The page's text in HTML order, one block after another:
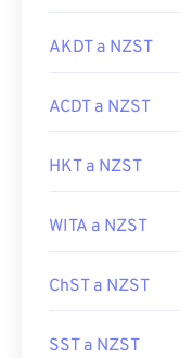
AKDT a NZST
ACDT a NZST
HKT a NZST
WITA a NZST
ChST a NZST
SST a NZST